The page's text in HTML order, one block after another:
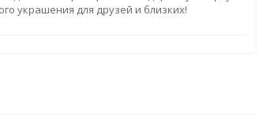
украшения для друзей и близких!